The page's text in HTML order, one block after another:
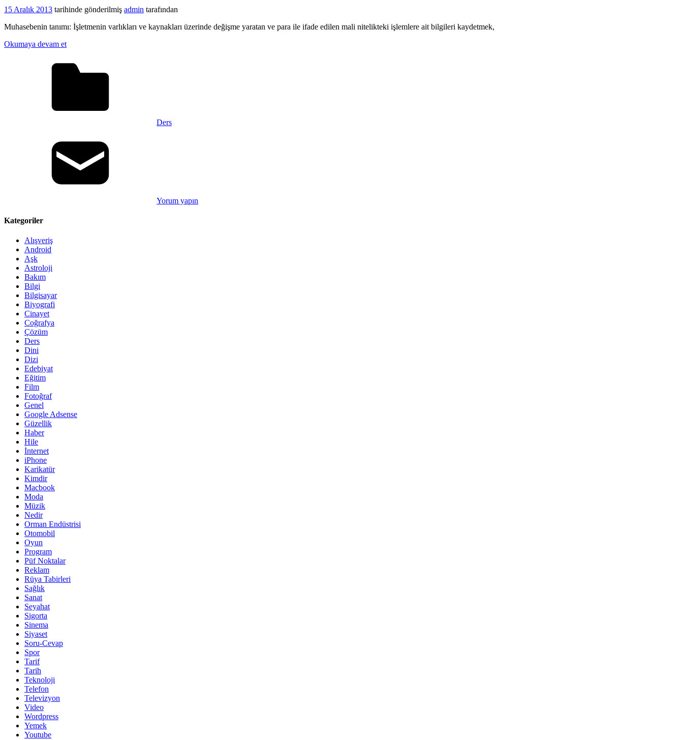
15 Aralık 2013 tarihinde gönderilmiş admin tarafından
Muhasebenin tanımı: İşletmenin varlıkları ve kaynakları üzerinde değişme yaratan ve para ile ifade edilen mali nitelikteki işlemlere ait bilgileri kaydetmek,
Okumaya devam et
Ders
Yorum yapın
Kategoriler
Alışveriş
Android
Aşk
Astroloji
Bakım
Bilgi
Bilgisayar
Biyografi
Cinayet
Coğrafya
Çözüm
Ders
Dini
Dizi
Edebiyat
Eğitim
Film
Fotoğraf
Genel
Google Adsense
Güzellik
Haber
Hile
İnternet
iPhone
Karikatür
Kimdir
Macbook
Moda
Müzik
Nedir
Orman Endüstrisi
Otomobil
Oyun
Program
Püf Noktalar
Reklam
Rüya Tabirleri
Sağlık
Sanat
Seyahat
Sigorta
Sinema
Siyaset
Soru-Cevap
Spor
Tarif
Tarih
Teknoloji
Telefon
Televizyon
Video
Wordpress
Yemek
Youtube